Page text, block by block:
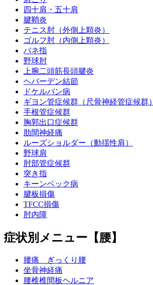
四十肩・五十肩
腱鞘炎
テニス肘（外側上顆炎）
ゴルフ肘（内側上顆炎）
バネ指
野球肘
上腕二頭筋長頭腱炎
ヘバーデン結節
ドケルバン病
ギヨン管症候群（尺骨神経管症候群）
手根管症候群
胸郭出口症候群
肋間神経痛
ルーズショルダー（動揺性肩）
野球肩
肘部管症候群
突き指
キーンベック病
腱板損傷
TFCC損傷
肘内障
症状別メニュー【腰】
腰痛 ぎっくり腰
坐骨神経痛
腰椎椎間板ヘルニア